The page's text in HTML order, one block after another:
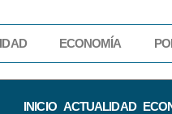
ECONOMÍA
INICIO ACTUALIDAD